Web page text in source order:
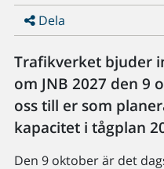
Dela
Trafikverket bjuder
om JNB 2027 den 9
oss till er som
kapacitet i tågplan
Den 9 oktober är det